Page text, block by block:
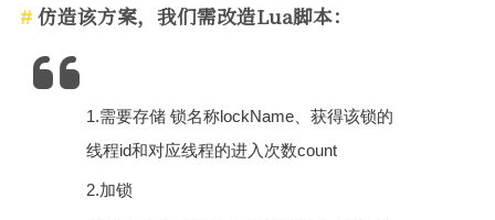
仿造该方案，我们需改造Lua脚本：
1.需要存储 锁名称lockName、获得该锁的
线程id和对应线程的进入次数count
2.加锁